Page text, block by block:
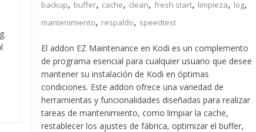
backup, buffer, cache, clean,fresh start, limpieza, log,
mantenimiento, respaldo, speedtest
El addon EZ Maintenance en Kodi es un complemento
de programa esencial para cualquier usuario que desee
mantener su instalación de Kodi en óptimas
condiciones. Este addon ofrece una variedad de
herramientas y funcionalidades diseñadas para realizar
tareas de mantenimiento, como limpiar la cache,
restablecer los ajustes de fábrica, optimizar el buffer,